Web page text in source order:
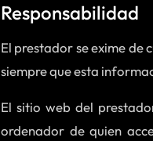
Responsabilidad
El prestador se exime
siempre que esta
El sitio web del
ordenador de quien